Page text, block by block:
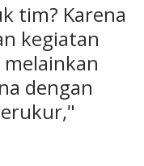
tim? Karena
kegiatan
dengan